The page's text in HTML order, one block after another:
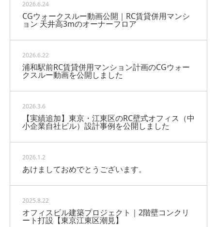
2026.6.24
CGウォークスルー動画公開｜RC賃貸併用マンシ
ョン 天井高3mのオーナーフロア
2026.6.22
浦和駅前RC賃貸併用マンション計画のCGウォー
クスルー動画を公開しました
2026.3.6
【実績追加】東京・江東区のRC壁式オフィス（中
小企業自社ビル）設計事例を公開しました
2026.1.2
あけましておめでとうございます。
2025.8.22
オフィスビル建築プロジェクト｜2階壁コンクリ
ート打設【東京江東区潮見】